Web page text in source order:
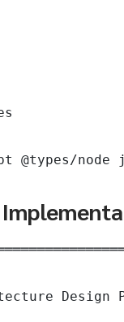
@types/node
Design